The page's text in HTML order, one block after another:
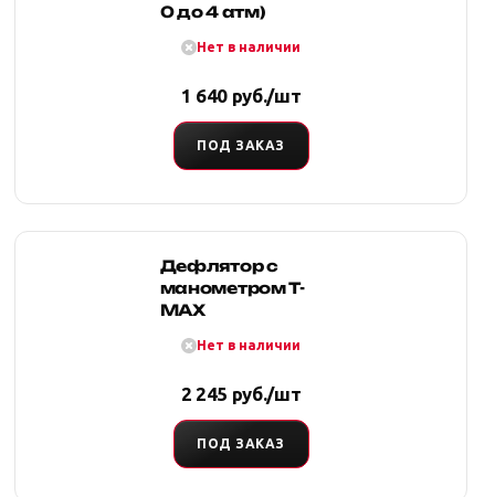
0 до 4 атм)
Нет в наличии
1 640 руб./шт
ПОД ЗАКАЗ
Дефлятор с
манометром T-
MAX
Нет в наличии
2 245 руб./шт
ПОД ЗАКАЗ